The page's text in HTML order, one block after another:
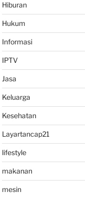
Hiburan
Hukum
Informasi
IPTV
Jasa
Keluarga
Kesehatan
Layartancap21
lifestyle
makanan
mesin